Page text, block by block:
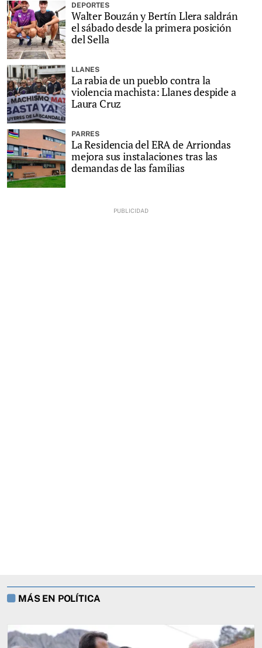
DEPORTES
Walter Bouzán y Bertín Llera saldrán
el sábado desde la primera posición
del Sella
LLANES
La rabia de un pueblo contra la
violencia machista: Llanes despide a
Laura Cruz
PARRES
La Residencia del ERA de Arriondas
mejora sus instalaciones tras las
demandas de las familias
MÁS EN POLÍTICA